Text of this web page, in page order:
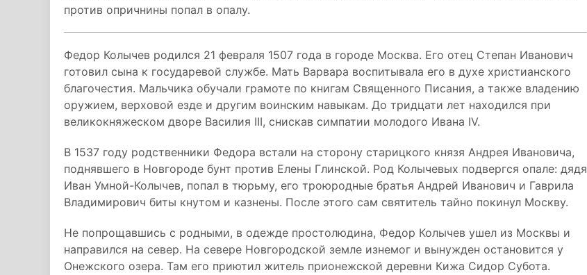
против опричнины попал в опалу.
Федор Колычев родился 21 февраля 1507 года в городе Москва. Его отец Степан Иванович
готовил сына к государевой службе. Мать Варвара воспитывала его в духе христианского
благочестия. Мальчика обучали грамоте по книгам Священного Писания, а также владению
оружием, верховой езде и другим воинским навыкам. До тридцати лет находился при
великокняжеском дворе Василия III, снискав симпатии молодого Ивана IV.
В 1537 году родственники Федора встали на сторону старицкого князя Андрея Ивановича,
поднявшего в Новгороде бунт против Елены Глинской. Род Колычевых подвергся опале: дядя
Иван Умной-Колычев, попал в тюрьму, его троюродные братья Андрей Иванович и Гаврила
Владимирович биты кнутом и казнены. После этого сам святитель тайно покинул Москву.
Не попрощавшись с родными, в одежде простолюдина, Федор Колычев ушел из Москвы и
направился на север. На севере Новгородской земле изнемог и вынужден остановится у
Онежского озера. Там его приютил житель прионежской деревни Кижа Сидор Субота.